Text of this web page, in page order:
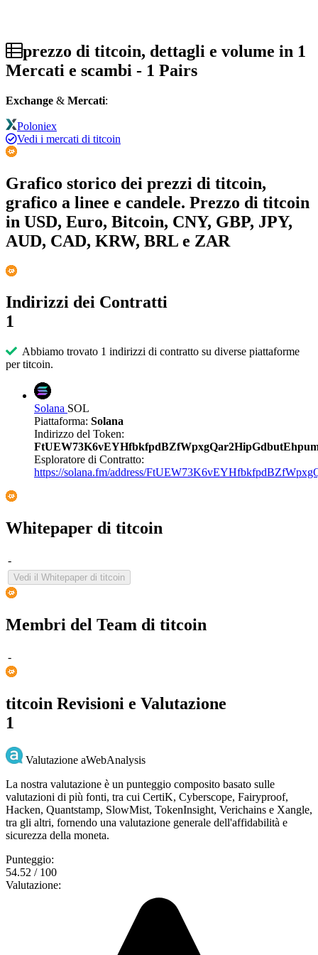
prezzo di titcoin, dettagli e volume in 1
Mercati e scambi - 1 Pairs
Exchange & Mercati:
Poloniex
Vedi i mercati di titcoin
Grafico storico dei prezzi di titcoin,
grafico a linee e candele. Prezzo di titcoin
in USD, Euro, Bitcoin, CNY, GBP, JPY,
AUD, CAD, KRW, BRL e ZAR
Indirizzi dei Contratti
1
Abbiamo trovato 1 indirizzi di contratto su diverse piattaforme
per titcoin.
Solana SOL
Piattaforma: Solana
Indirizzo del Token:
Esploratore di Contratto:
https://solana.fm/address/
Whitepaper di titcoin
-
Vedi il Whitepaper di titcoin
Membri del Team di titcoin
-
titcoin Revisioni e Valutazione
1
Valutazione aWebAnalysis
La nostra valutazione è un punteggio composito basato sulle
valutazioni di più fonti, tra cui CertiK, Cyberscope, Fairyproof,
Hacken, Quantstamp, SlowMist, TokenInsight, Verichains e Xangle,
tra gli altri, fornendo una valutazione generale dell'affidabilità e
sicurezza della moneta.
Punteggio:
54.52 / 100
Valutazione: